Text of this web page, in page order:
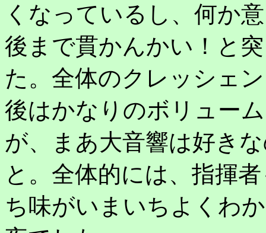
くなっているし、何か
後まで貫かんかい！と
た。全体のクレッシェ
後はかなりのボリュー
が、まあ大音響は好き
と。全体的には、指揮
ち味がいまいちよくわ